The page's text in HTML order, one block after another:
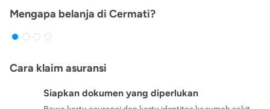
Mengapa belanja di Cermati?
Cara klaim asuransi
Siapkan dokumen yang diperlukan